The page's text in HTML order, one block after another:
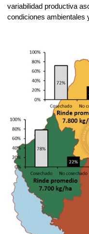
variabilidad productiva
condiciones ambientales